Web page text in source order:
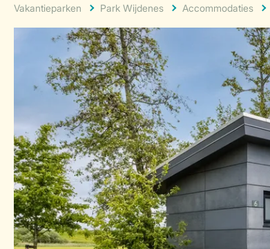
Vakantieparken Park Wijdenes Accommodaties